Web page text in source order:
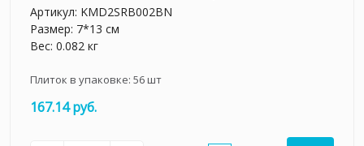
Артикул: KMD2SRB002BN
Размер: 7*13 см
Вес: 0.082 кг
Плиток в упаковке: 56шт
167.14 руб.